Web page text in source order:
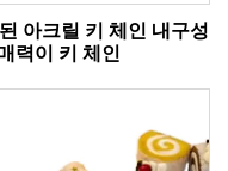
아크릴 키 체인 내구성
력이 키 체인